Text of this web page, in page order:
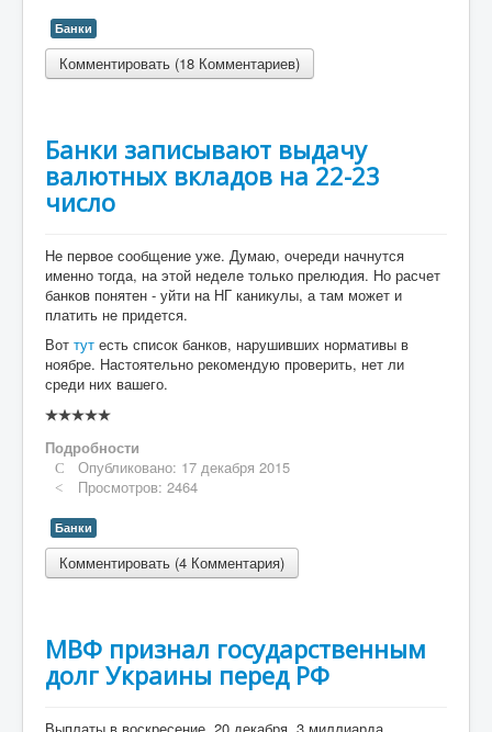
Банки
Комментировать (18 Комментариев)
Банки записывают выдачу
валютных вкладов на 22-23
число
Не первое сообщение уже. Думаю, очереди начнутся
именно тогда, на этой неделе только прелюдия. Но расчет
банков понятен - уйти на НГ каникулы, а там может и
платить не придется.
Вот тут есть список банков, нарушивших нормативы в
ноябре. Настоятельно рекомендую проверить, нет ли
среди них вашего.
Рейтинг:
Подробности
Опубликовано: 17 декабря 2015
Просмотров: 2464
Банки
Комментировать (4 Комментария)
МВФ признал государственным
долг Украины перед РФ
Выплаты в воскресение, 20 декабря. 3 миллиарда